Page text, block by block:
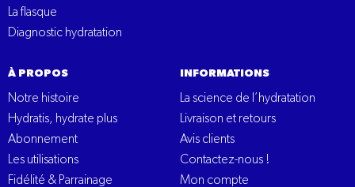
La flasque
Diagnostic hydratation
À PROPOS
Notre histoire
Hydratis, hydrate plus
Abonnement
Les utilisations
Fidélité & Parrainage
INFORMATIONS
La science de l’hydratation
Livraison et retours
Avis clients
Contactez-nous !
Mon compte